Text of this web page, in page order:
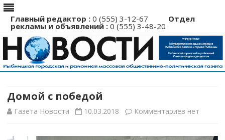
Главный редактор : 0 (555) 3-12-67 Отдел
рекламы и объявлений : 0 (555) 3-48-20
Перейти
Домой с победой
Газета Новости 10.03.2018 Комментариев кнет